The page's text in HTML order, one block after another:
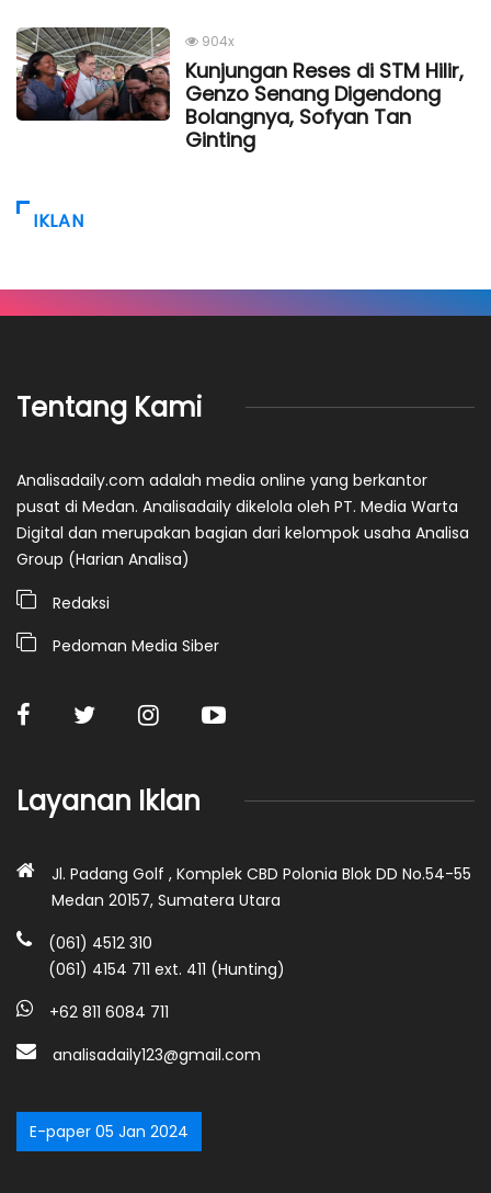
904x
Kunjungan Reses di STM Hilir,
Genzo Senang Digendong
Bolangnya, Sofyan Tan
Ginting
IKLAN
Tentang Kami
Analisadaily.com adalah media online yang berkantor
pusat di Medan. Analisadaily dikelola oleh PT. Media Warta
Digital dan merupakan bagian dari kelompok usaha Analisa
Group (Harian Analisa)
Redaksi
Pedoman Media Siber
Layanan Iklan
Jl. Padang Golf , Komplek CBD Polonia Blok DD No.54-55
Medan 20157, Sumatera Utara
(061) 4512 310
(061) 4154 711 ext. 411 (Hunting)
+62 811 6084 711
analisadaily123@gmail.com
E-paper 05 Jan 2024